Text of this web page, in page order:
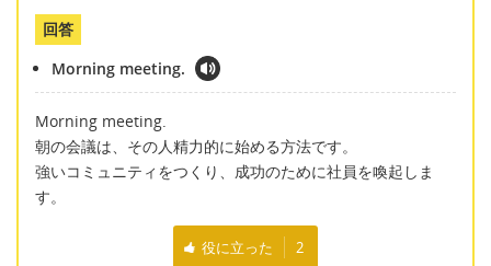
回答
Morning meeting.
Morning meeting.
朝の会議は、その人精力的に始める方法です。
強いコミュニティをつくり、成功のために社員を喚起しま
す。
役に立った 2